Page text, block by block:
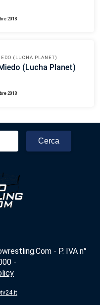
2018
(LUCHA PLANET)
(Lucha Planet)
2018
- P. IVA n°
-